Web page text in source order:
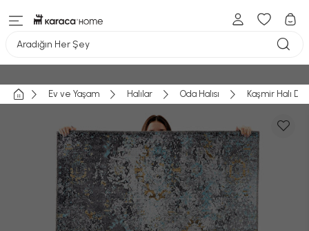
Aradığın Her Şey
Ev ve Yaşam Halılar Oda Halısı Kaşmir Halı